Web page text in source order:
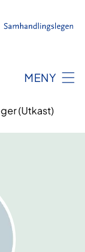
MENY
(Utkast)